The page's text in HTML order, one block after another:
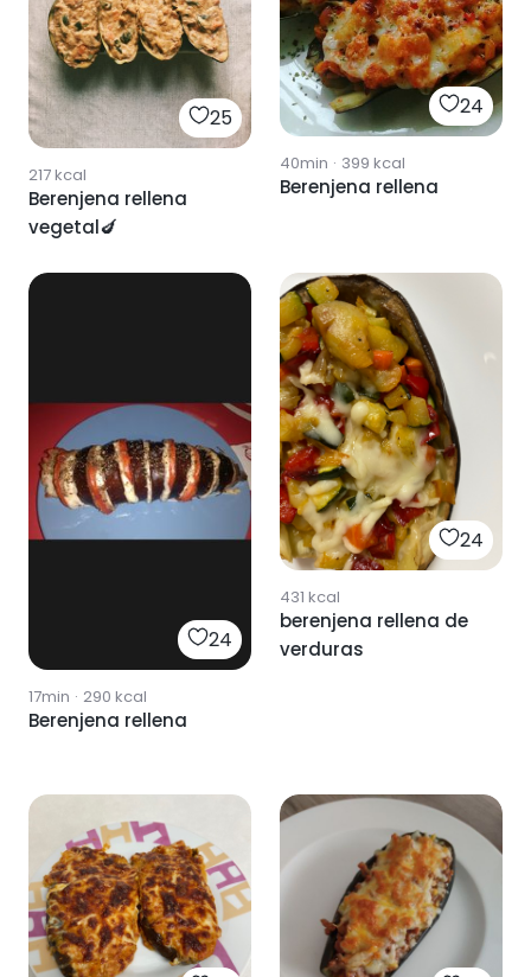
25
217kcal
Berenjena rellena
vegetal🍆
24
40min · 399 kcal
Berenjena rellena
24
17min · 290 kcal
Berenjena rellena
24
431 kcal
berenjena rellena de
verduras